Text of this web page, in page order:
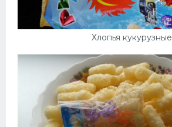
Хлопья кукурузные